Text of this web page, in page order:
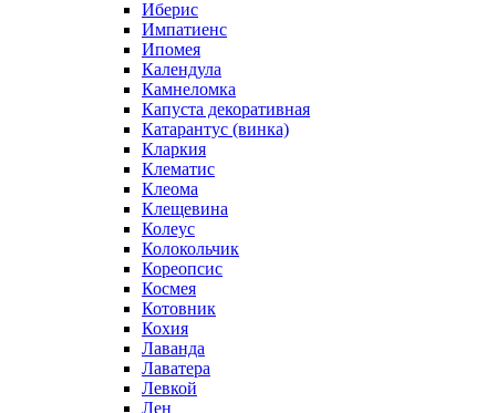
Иберис
Импатиенс
Ипомея
Календула
Камнеломка
Капуста декоративная
Катарантус (винка)
Кларкия
Клематис
Клеома
Клещевина
Колеус
Колокольчик
Кореопсис
Космея
Котовник
Кохия
Лаванда
Лаватера
Левкой
Лен